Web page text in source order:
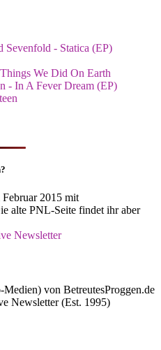
Sevenfold - Statica (EP)
We Did On Earth
- In A Fever Dream (EP)
2015 mit
alte PNL-Seite findet ihr aber
von BetreutesProggen.de
Newsletter (Est. 1995)